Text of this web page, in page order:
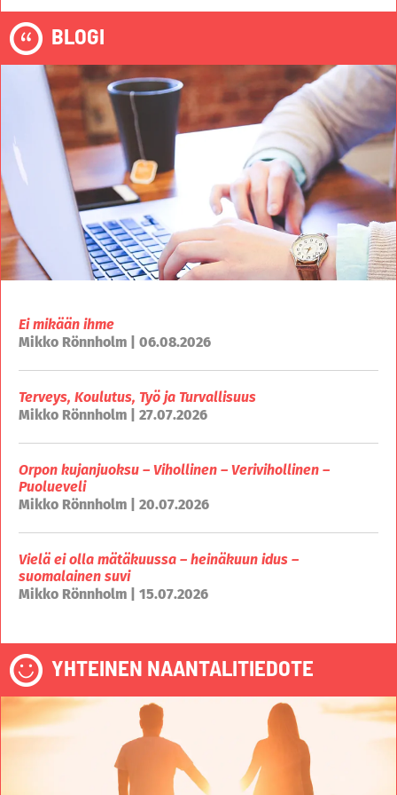
BLOGI
Ei mikään ihme
Mikko Rönnholm | 06.08.2026
Terveys, Koulutus, Työ ja Turvallisuus
Mikko Rönnholm | 27.07.2026
Orpon kujanjuoksu – Vihollinen – Verivihollinen –
Puolueveli
Mikko Rönnholm | 20.07.2026
Vielä ei olla mätäkuussa – heinäkuun idus –
suomalainen suvi
Mikko Rönnholm | 15.07.2026
YHTEINEN NAANTALITIEDOTE